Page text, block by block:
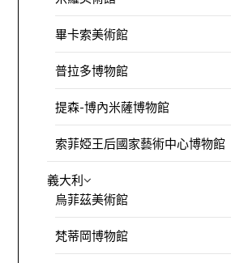
畢卡索美術館
普拉多博物館
提森-博內米薩博物館
索菲婭王后國家藝術中心博物館
義大利
烏菲茲美術館
梵蒂岡博物館